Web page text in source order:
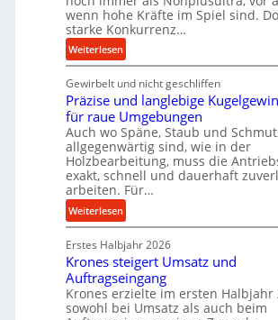
m
a
n
c
i
m
D
r
ü
c
k
p
r
o
z
e
wenn hohe Kräfte im Spiel sind.
starke Konkurrenz…
Weiterlesen:
K
u
g
e
l
g
e
w
i
n
e
t
r
i
Gewirbelt und nicht geschliffen
Präzise und langlebige
für raue Umgebungen
Auch wo Späne, Staub und
allgegenwärtig sind, wie in der
Holzbearbeitung, muss die
exakt, schnell und dauerhaft
arbeiten. Für…
Weiterlesen:
P
r
ä
z
i
s
Erstes Halbjahr 2026
Krones steigert Umsatz und
Auftragseingang
Krones erzielte im ersten Halbjahr
sowohl bei Umsatz als auch beim